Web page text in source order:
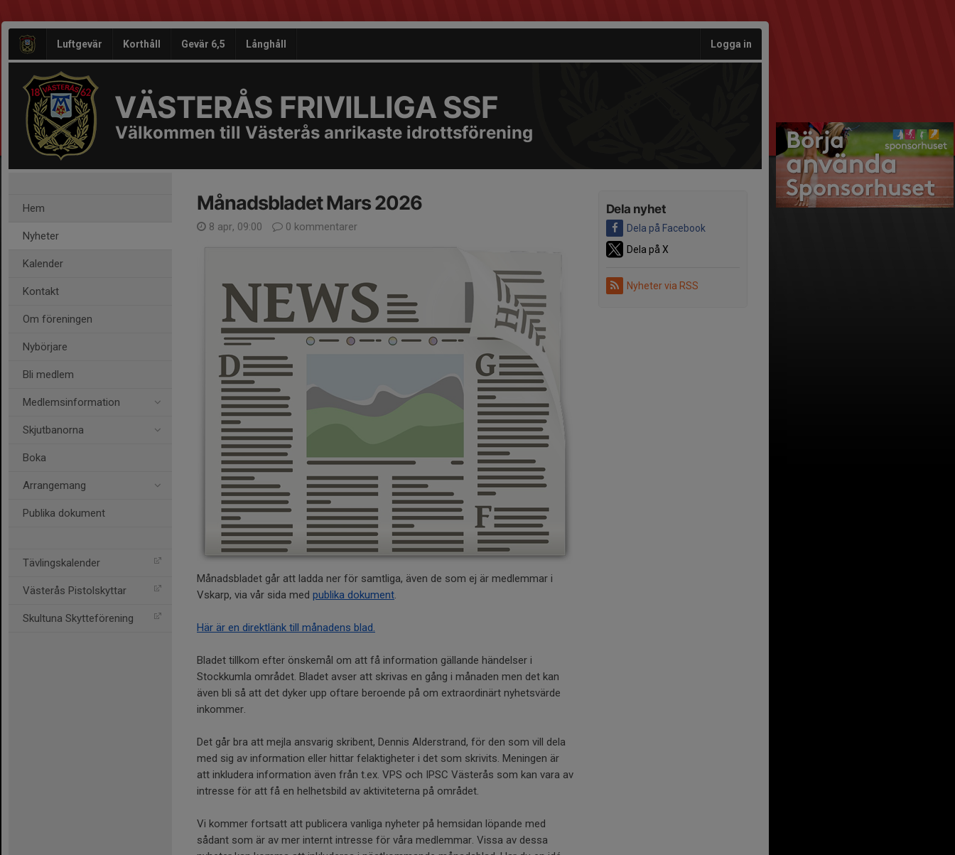
Luftgevär Korthåll Gevär 6,5 Långhåll Logga in
VÄSTERÅS FRIVILLIGA SSF
Välkommen till Västerås anrikaste idrottsförening
Hem
Nyheter
Kalender
Kontakt
Om föreningen
Nybörjare
Bli medlem
Medlemsinformation
Skjutbanorna
Boka
Arrangemang
Publika dokument
Tävlingskalender
Västerås Pistolskyttar
Skultuna Skytteförening
Dela nyhet
Dela på Facebook
Dela på X
Nyheter via RSS
Månadsbladet Mars 2026
8 apr, 09:00 0 kommentarer
Månadsbladet går att ladda ner för samtliga, även de som ej är medlemmar i
Vskarp, via vår sida med publika dokument.
Här är en direktlänk till månadens blad.
Bladet tillkom efter önskemål om att få information gällande händelser i
Stockkumla området. Bladet avser att skrivas en gång i månaden men det kan
även bli så att det dyker upp oftare beroende på om extraordinärt nyhetsvärde
inkommer.
Det går bra att mejla ansvarig skribent, Dennis Alderstrand, för den som vill dela
med sig av information eller hittar felaktigheter i det som skrivits. Meningen är
att inkludera information även från t.ex. VPS och IPSC Västerås som kan vara av
intresse för att få en helhetsbild av aktiviteterna på området.
Vi kommer fortsatt att publicera vanliga nyheter på hemsidan löpande med
sådant som är av mer internt intresse för våra medlemmar. Vissa av dessa